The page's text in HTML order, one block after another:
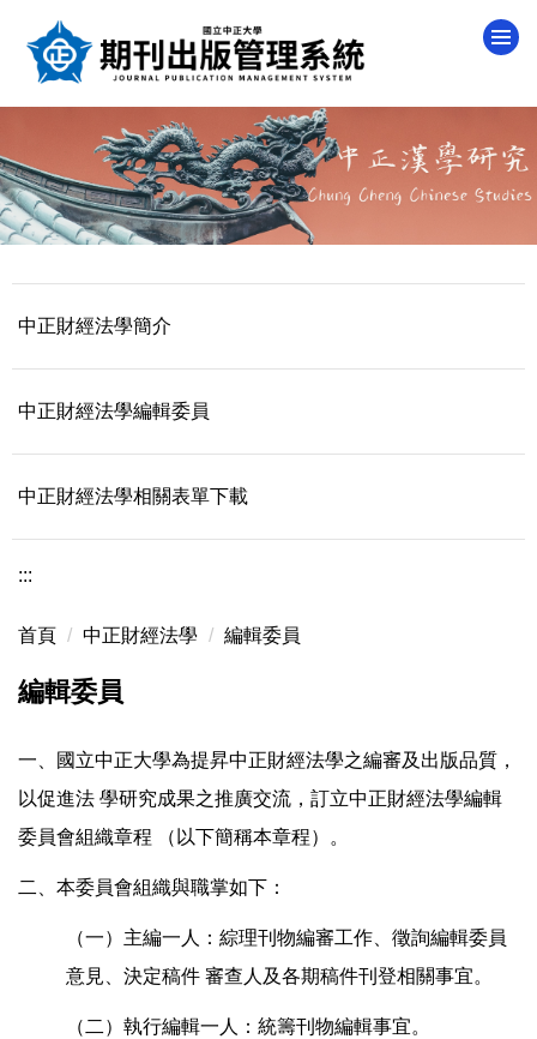
到
要
容
區
中正財經法學簡介
中正財經法學編輯委員
中正財經法學相關表單下載
:::
首頁 中正財經法學 編輯委員
編輯委員
一、國立中正大學為提昇中正財經法學之編審及出版品質，
以促進法 學研究成果之推廣交流，訂立中正財經法學編輯
委員會組織章程 （以下簡稱本章程）。
二、本委員會組織與職掌如下：
（一）主編一人：綜理刊物編審工作、徵詢編輯委員
意見、決定稿件 審查人及各期稿件刊登相關事宜。
（二）執行編輯一人：統籌刊物編輯事宜。